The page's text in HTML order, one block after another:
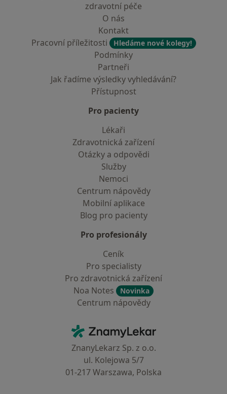
zdravotní péče
O nás
Kontakt
Pracovní příležitosti
Hledáme nové kolegy!
Podmínky
Partneři
Jak řadíme výsledky vyhledávání?
Přístupnost
Pro pacienty
Lékaři
Zdravotnická zařízení
Otázky a odpovědi
Služby
Nemoci
Centrum nápovědy
Mobilní aplikace
Blog pro pacienty
Pro profesionály
Ceník
Pro specialisty
Pro zdravotnická zařízení
Noa Notes
Novinka
Centrum nápovědy
ZnamyLekar - Hlavní stránka
ZnanyLekarz Sp. z o.o.
ul. Kolejowa 5/7
01-217 Warszawa, Polska